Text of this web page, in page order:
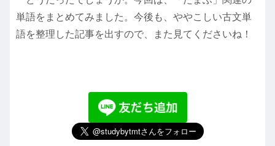
単語をまとめてみました。今後も、ややこしい古文単
語を整理した記事を出すので、また見てくださいね！